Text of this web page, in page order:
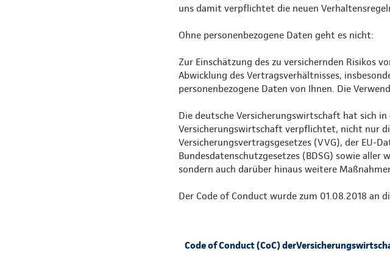
uns damit verpflichtet die neuen
Ohne personenbezogene Daten geht es nicht:
Zur Einschätzung des zu versichernden Risikos
Abwicklung des Vertragsverhältnisses,
personenbezogene Daten von Ihnen. Die
Die deutsche Versicherungswirtschaft hat sich
Versicherungswirtschaft verpflichtet, nicht nur
Versicherungsvertragsgesetzes (VVG), der EU-
Bundesdatenschutzgesetzes (BDSG) sowie
sondern auch darüber hinaus weitere
Der Code of Conduct wurde zum 01.08.2018 an
Code of Conduct (CoC)